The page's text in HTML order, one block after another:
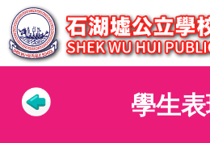
學生